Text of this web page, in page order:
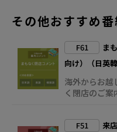
その他おすすめ番
F61
ま
向け）（日英韓
海外からお越
く閉店のご案
F51
来